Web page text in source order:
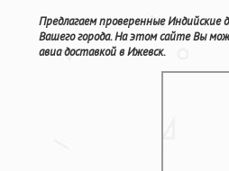
Предлагаем проверенные
Вашего города. На этом сайте Вы
авиа доставкой в Ижевск.